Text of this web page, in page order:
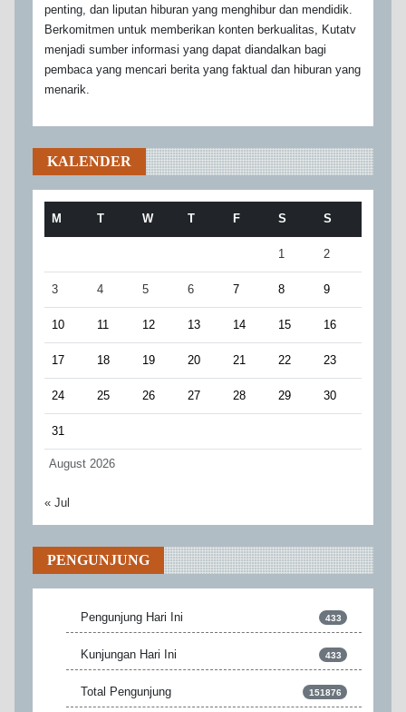
penting, dan liputan hiburan yang menghibur dan mendidik.
Berkomitmen untuk memberikan konten berkualitas, Kutatv
menjadi sumber informasi yang dapat diandalkan bagi
pembaca yang mencari berita yang faktual dan hiburan yang
menarik.
KALENDER
August 2026
M T W T F S S
1 2
3 4 5 6 7 8 9
10 11 12 13 14 15 16
17 18 19 20 21 22 23
24 25 26 27 28 29 30
31
« Jul
PENGUNJUNG
Pengunjung Hari Ini 433
Kunjungan Hari Ini 433
Total Pengunjung 151876